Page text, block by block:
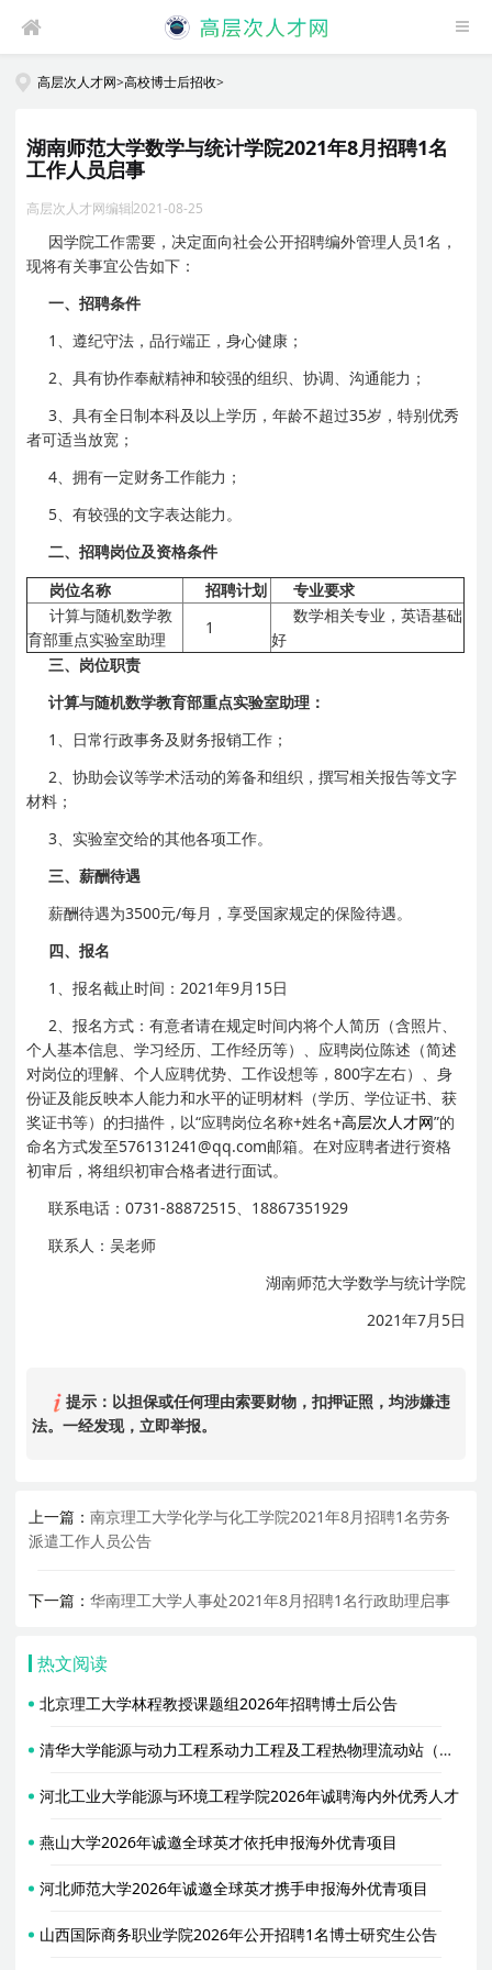
高层次人才网>高校博士后招收>
湖南师范大学数学与统计学院2021年8月招聘1名
工作人员启事
高层次人才网编辑2021-08-25
因学院工作需要，决定面向社会公开招聘编外管理人员1名，
现将有关事宜公告如下：
一、招聘条件
1、遵纪守法，品行端正，身心健康；
2、具有协作奉献精神和较强的组织、协调、沟通能力；
3、具有全日制本科及以上学历，年龄不超过35岁，特别优秀
者可适当放宽；
4、拥有一定财务工作能力；
5、有较强的文字表达能力。
二、招聘岗位及资格条件
岗位名称
招聘计划
专业要求
计算与随机数学教
育部重点实验室助理
1
数学相关专业，英语基础
好
三、岗位职责
计算与随机数学教育部重点实验室助理：
1、日常行政事务及财务报销工作；
2、协助会议等学术活动的筹备和组织，撰写相关报告等文字
材料；
3、实验室交给的其他各项工作。
三、薪酬待遇
薪酬待遇为3500元/每月，享受国家规定的保险待遇。
四、报名
1、报名截止时间：2021年9月15日
2、报名方式：有意者请在规定时间内将个人简历（含照片、
个人基本信息、学习经历、工作经历等）、应聘岗位陈述（简述
对岗位的理解、个人应聘优势、工作设想等，800字左右）、身
份证及能反映本人能力和水平的证明材料（学历、学位证书、获
奖证书等）的扫描件，以“应聘岗位名称+姓名+高层次人才网”的
命名方式发至576131241@qq.com邮箱。在对应聘者进行资格
初审后，将组织初审合格者进行面试。
联系电话：0731-88872515、18867351929
联系人：吴老师
湖南师范大学数学与统计学院
2021年7月5日
提示：以担保或任何理由索要财物，扣押证照，均涉嫌违
法。一经发现，立即举报。
上一篇：南京理工大学化学与化工学院2021年8月招聘1名劳务
派遣工作人员公告
下一篇：华南理工大学人事处2021年8月招聘1名行政助理启事
热文阅读
北京理工大学林程教授课题组2026年招聘博士后公告
清华大学能源与动力工程系动力工程及工程热物理流动站（合作导师胥蕊娜）2026年招聘2名博士后
河北工业大学能源与环境工程学院2026年诚聘海内外优秀人才
燕山大学2026年诚邀全球英才依托申报海外优青项目
河北师范大学2026年诚邀全球英才携手申报海外优青项目
山西国际商务职业学院2026年公开招聘1名博士研究生公告